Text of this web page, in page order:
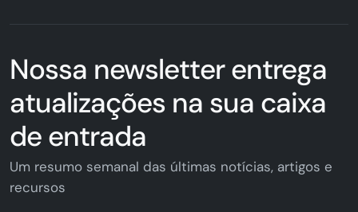
Nossa newsletter entrega
atualizações na sua caixa
de entrada
Um resumo semanal das últimas notícias, artigos e
recursos